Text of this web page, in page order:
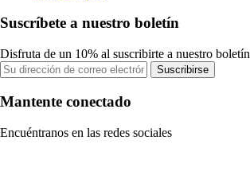
Suscríbete a nuestro boletín
Disfruta de un 10% al suscribirte a nuestro boletín
Suscribirse
Mantente conectado
Encuéntranos en las redes sociales